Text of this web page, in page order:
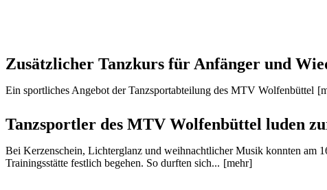
Zusätzlicher Tanzkurs für Anfänger und
Ein sportliches Angebot der Tanzsportabteilung des MTV Wolfenbüttel
Tanzsportler des MTV Wolfenbüttel luden
Bei Kerzenschein, Lichterglanz und weihnachtlicher Musik konnten am
Trainingsstätte festlich begehen. So durften sich... [mehr]